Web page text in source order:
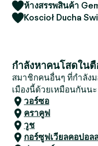
ห้างสรรพสินค้า
Koscioł Ducha
กำลังหาคนโสดใน
สมาชิกคนอื่นๆ ที่กำลัง
เมืองนี้ด้วยเหมือนกันนะ
วอร์ซอ
คราคูฟ
วูช
กอร์ซูฟเวียลคอปอล